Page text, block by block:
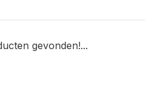
gevonden!...